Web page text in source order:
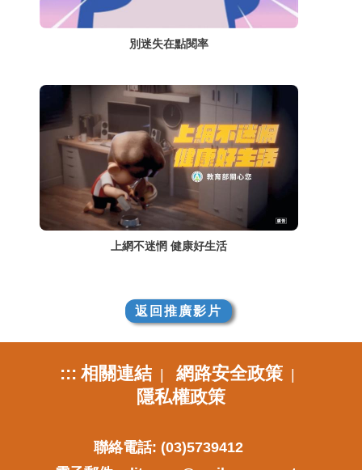
別迷失在點閱率
上網不迷惘 健康好生活
返回推廣影片
::: 相關連結| 網路安全政策|
隱私權政策
聯絡電話: (03)5739412